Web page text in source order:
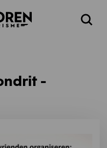
Zoeken
-